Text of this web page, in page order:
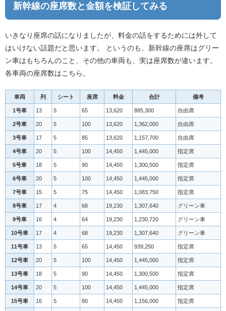
新幹線の座席数と金額を検証してみる
いきなり座席の話になりましたが、料金の話をするためには外して
はいけない話題だと思います。 というのも、新幹線の座席はグリー
ン車はもちろんのこと、その他の車両も、実は座席数が違います。
各車両の座席数はこちら。
車両 列 シート 座席 料金 合計 備考
1号車 13 5 65 13,620 885,300 自由席
2号車 20 5 100 13,620 1,362,000 自由席
3号車 17 5 85 13,620 1,157,700 自由席
4号車 20 5 100 14,450 1,445,000 指定席
5号車 18 5 90 14,450 1,300,500 指定席
6号車 20 5 100 14,450 1,445,000 指定席
7号車 15 5 75 14,450 1,083,750 指定席
8号車 17 4 68 19,230 1,307,640 グリーン車
9号車 16 4 64 19,230 1,230,720 グリーン車
10号車 17 4 68 19,230 1,307,640 グリーン車
11号車 13 5 65 14,450 939,250 指定席
12号車 20 5 100 14,450 1,445,000 指定席
13号車 18 5 90 14,450 1,300,500 指定席
14号車 20 5 100 14,450 1,445,000 指定席
15号車 16 5 80 14,450 1,156,000 指定席